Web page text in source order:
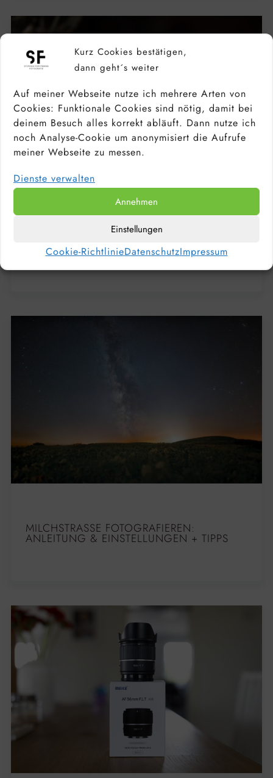
Kurz Cookies bestätigen,
dann geht´s weiter
Auf meiner Webseite nutze ich mehrere Arten von
Cookies: Funktionale Cookies sind nötig, damit bei
deinem Besuch alles korrekt abläuft. Dann nutze ich
noch Analyse-Cookie um anonymisiert die Aufrufe
meiner Webseite zu messen.
Dienste verwalten
Annehmen
Einstellungen
Cookie-RichtlinieDatenschutzImpressum
KAMERA FÜR ANFÄNGER &
HOBBYFOTOGRAFEN: DIE BESTEN
EINSTEIGERKAMERAS 2026
MILCHSTRASSE FOTOGRAFIEREN: A
NLEITUNG & EINSTELLUNGEN + TIPPS